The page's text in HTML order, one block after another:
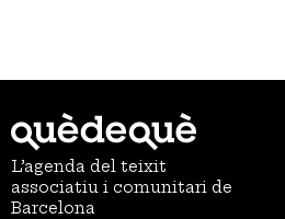
L’agenda del teixit
associatiu i comunitari de
Barcelona